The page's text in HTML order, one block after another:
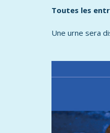
Toutes les
Une urne sera